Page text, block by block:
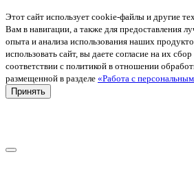
Этот сайт использует cookie-файлы и другие
Вам в навигации, а также для предоставления
опыта и анализа использования наших
использовать сайт, вы даете согласие на их
соответствии с политикой в отношении
размещенной в разделе «Работа с
Принять